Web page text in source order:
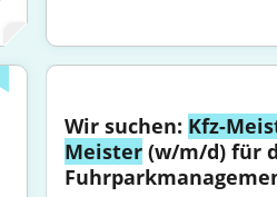
Wir suchen: Kfz-
Meister (w/m/d) für